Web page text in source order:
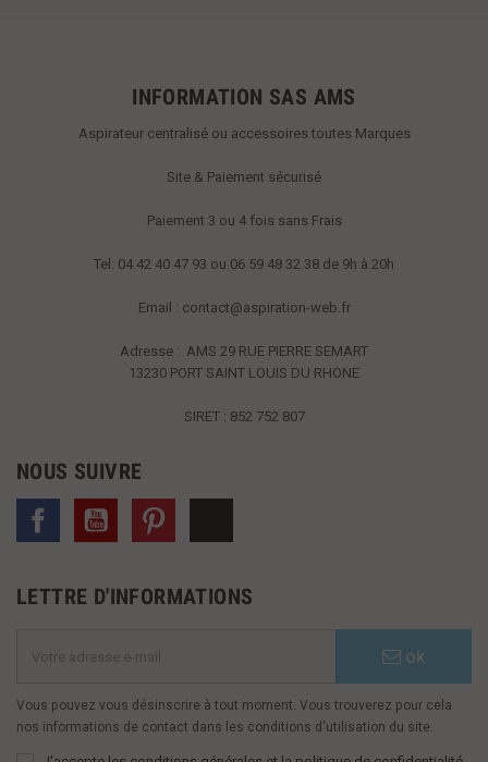
INFORMATION SAS AMS
Aspirateur centralisé ou accessoires toutes Marques
Site & Paiement sécurisé
Paiement 3 ou 4 fois sans Frais
Tel: 04 42 40 47 93 ou 06 59 48 32 38 de 9h à 20h
Email : contact@aspiration-web.fr
Adresse : AMS 29 RUE PIERRE SEMART
13230 PORT SAINT LOUIS DU RHONE
SIRET : 852 752 807
NOUS SUIVRE
Facebook YouTube
LETTRE D'INFORMATIONS
ok
Vous pouvez vous désinscrire à tout moment. Vous trouverez pour cela
nos informations de contact dans les conditions d'utilisation du site.